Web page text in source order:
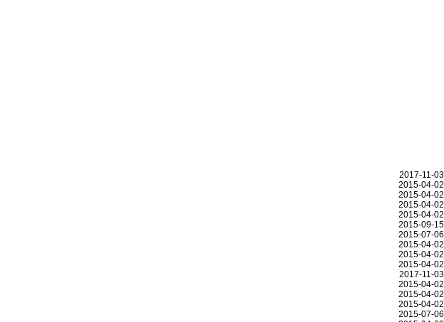
2017-11-03
2015-04-02
2015-04-02
2015-04-02
2015-04-02
2015-09-15
2015-07-06
2015-04-02
2015-04-02
2015-04-02
2017-11-03
2015-04-02
2015-04-02
2015-04-02
2015-07-06